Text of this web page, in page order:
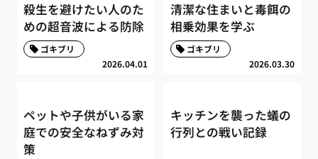
殺生を避けたい人のた
めの超音波による防除
2026.04.01
ゴキブリ
清潔な住まいと毒餌の
相乗効果を学ぶ
2026.03.30
ゴキブリ
ペットや子供がいる家
庭での安全なねずみ対
策
キッチンを襲った蟻の
行列との戦い記録